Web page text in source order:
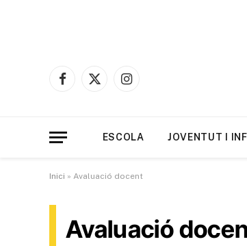
Facebook
X
Instagram
ESCOLA JOVENTUT I
Inici » Avaluació docent
Avaluació